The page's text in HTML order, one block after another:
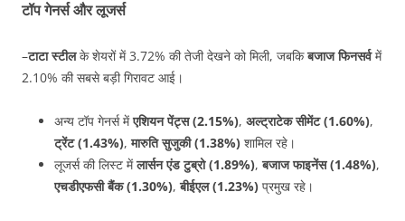
टॉप गेनर्स और लूजर्स
–टाटा स्टीलके शेयरों में 3.72% की तेजी देखने को मिली, जबकिबजाज फिनसर्वमें
2.10% की सबसे बड़ी गिरावट आई।
अन्य टॉप गेनर्स मेंएशियन पेंट्स (2.15%), अल्ट्राटेक सीमेंट (1.60%),
ट्रेंट (1.43%),मारुति सुजुकी (1.38%) शामिल रहे।
लूजर्स की लिस्ट मेंलार्सन एंड टुब्रो (1.89%),बजाज फाइनेंस (1.48%),
एचडीएफसी बैंक (1.30%),बीईएल (1.23%) प्रमुख रहे।